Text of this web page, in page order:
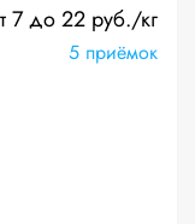
7 до 22 руб./кг
5 приёмок